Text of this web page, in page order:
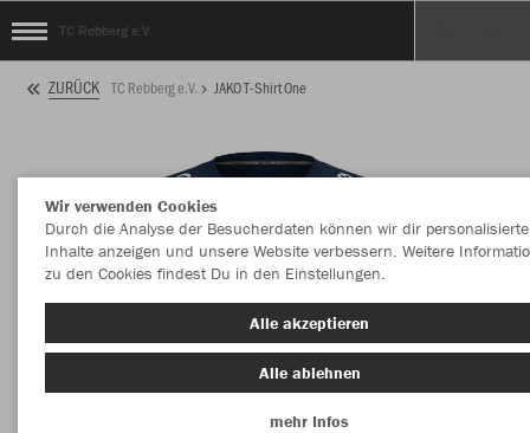
TC Rebberg e.V.
ZURÜCK TC Rebberg e.V. JAKO T-Shirt One
Wir verwenden Cookies
Durch die Analyse der Besucherdaten können wir dir personalisierte
Inhalte anzeigen und unsere Website verbessern. Weitere
zu den Cookies findest Du in den Einstellungen.
Alle akzeptieren
Alle ablehnen
mehr Infos